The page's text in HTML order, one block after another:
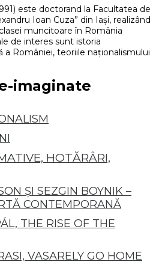
este doctorand la Facultatea de
Ioan Cuza” din Iași, realizând
muncitoare în România
de interes sunt istoria
a României, teoriile naționalismului
imaginate
HOTĂRÂRI,
ȘI SEZGIN BOYNIK –
CONTEMPORANĂ
THE RISE OF THE
VASARELY GO HOME